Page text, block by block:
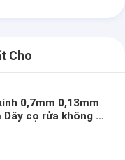
Cho
0,7mm 0,13mm
Dây cọ rửa không gỉ